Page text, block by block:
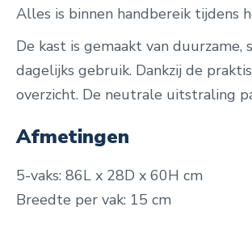
Alles is binnen handbereik tijdens
De kast is gemaakt van
dagelijks gebruik. Dankzij de
overzicht. De neutrale uitstraling
Afmetingen
5-vaks: 86L x 28D x 60H cm
Breedte per vak: 15 cm